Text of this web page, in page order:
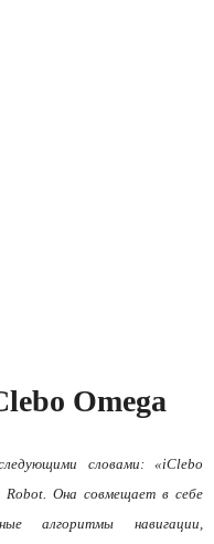
Omega
словами: «iClebo
Robot. Она совмещает в себе
алгоритмы навигации,